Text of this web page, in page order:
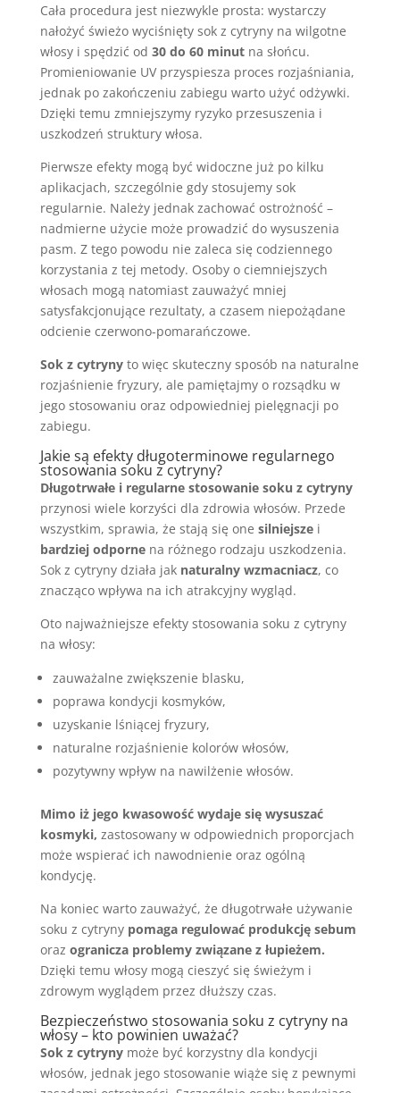
Cała procedura jest niezwykle prosta: wystarczy
nałożyć świeżo wyciśnięty sok z cytryny na wilgotne
włosy i spędzić od 30 do 60 minutna słońcu.
Promieniowanie UV przyspiesza proces rozjaśniania,
jednak po zakończeniu zabiegu warto użyć odżywki.
Dzięki temu zmniejszymy ryzyko przesuszenia i
uszkodzeń struktury włosa.
Pierwsze efekty mogą być widoczne już po kilku
aplikacjach, szczególnie gdy stosujemy sok
regularnie. Należy jednak zachować ostrożność –
nadmierne użycie może prowadzić do wysuszenia
pasm. Z tego powodu nie zaleca się codziennego
korzystania z tej metody. Osoby o ciemniejszych
włosach mogą natomiast zauważyć mniej
satysfakcjonujące rezultaty, a czasem niepożądane
odcienie czerwono-pomarańczowe.
Sok z cytrynyto więc skuteczny sposób na naturalne
rozjaśnienie fryzury, ale pamiętajmy o rozsądku w
jego stosowaniu oraz odpowiedniej pielęgnacji po
zabiegu.
Jakie są efekty długoterminowe regularnego
stosowania soku z cytryny?
Długotrwałe i regularne stosowanie soku z cytryny
przynosi wiele korzyści dla zdrowia włosów. Przede
wszystkim, sprawia, że stają się one silniejszei
bardziej odpornena różnego rodzaju uszkodzenia.
Sok z cytryny działa jaknaturalny wzmacniacz, co
znacząco wpływa na ich atrakcyjny wygląd.
Oto najważniejsze efekty stosowania soku z cytryny
na włosy:
zauważalne zwiększenie blasku,
poprawa kondycji kosmyków,
uzyskanie lśniącej fryzury,
naturalne rozjaśnienie kolorów włosów,
pozytywny wpływ na nawilżenie włosów.
Mimo iż jego kwasowość wydaje się wysuszać
kosmyki, zastosowany w odpowiednich proporcjach
może wspierać ich nawodnienie oraz ogólną
kondycję.
Na koniec warto zauważyć, że długotrwałe używanie
soku z cytryny pomaga regulować produkcję sebum
oraz ogranicza problemy związane z łupieżem.
Dzięki temu włosy mogą cieszyć się świeżym i
zdrowym wyglądem przez dłuższy czas.
Bezpieczeństwo stosowania soku z cytryny na
włosy – kto powinien uważać?
Sok z cytrynymoże być korzystny dla kondycji
włosów, jednak jego stosowanie wiąże się z pewnymi